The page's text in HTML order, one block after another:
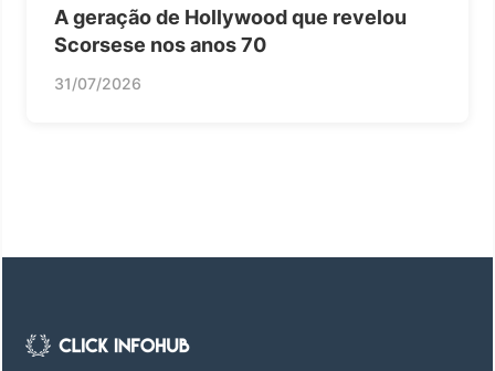
A geração de Hollywood que revelou
Scorsese nos anos 70
31/07/2026